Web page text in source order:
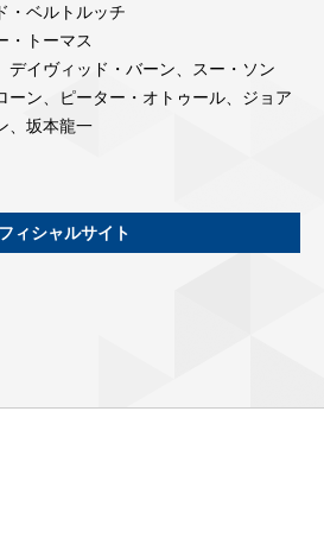
・ベルトルッチ
・トーマス
デイヴィッド・バーン、スー・ソン
ーン、ピーター・オトゥール、ジョア
、坂本龍一
ィシャルサイト